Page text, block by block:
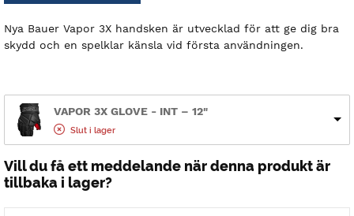
Nya Bauer Vapor 3X handsken är utvecklad för att ge dig bra
skydd och en spelklar känsla vid första användningen.
VAPOR 3X GLOVE - INT – 12"
Slut i lager
Vill du få ett meddelande när denna produkt är
tillbaka i lager?